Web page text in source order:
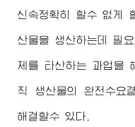
신속정확히 할수 없게
산물을 생산하는데 필
제를 타산하는 과업을
직 생산물의 완전수요
해결할수 있다.